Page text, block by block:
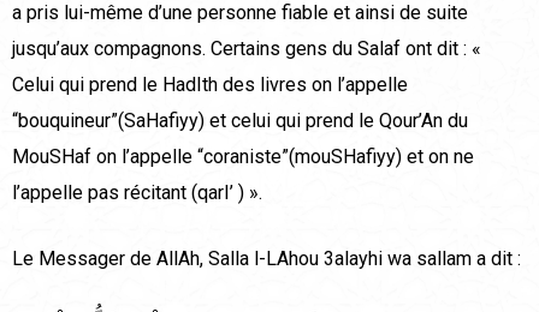
a pris lui-même d’une personne fiable et ainsi de suite
jusqu’aux compagnons. Certains gens du Salaf ont dit : «
Celui qui prend le HadIth des livres on l’appelle
“bouquineur”(SaHafiyy) et celui qui prend le Qour’An du
MouSHaf on l’appelle “coraniste”(mouSHafiyy) et on ne
l’appelle pas récitant (qarI’ ) ».
Le Messager de AllAh, Salla l-LAhou 3alayhi wa sallam a dit :